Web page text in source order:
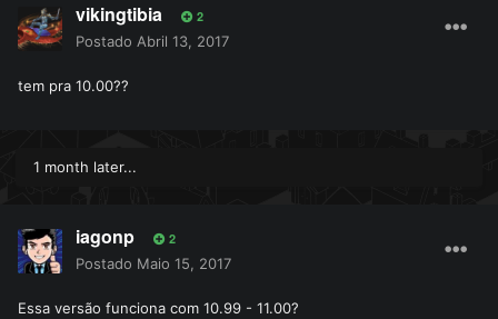
vikingtibia 2
Postado Abril 13, 2017
tem pra 10.00??
1 month later...
iagonp 2
Postado Maio 15, 2017
Essa versão funciona com 10.99 - 11.00?